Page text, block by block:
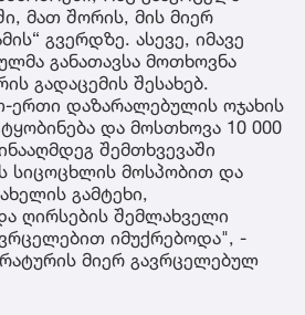
მათ შორის, მის მიერ
გვერდზე. ასევე, იმავე
განათავსა მოთხოვნა
გადაცემის შესახებ.
დაზარალებულის ოჯახის
და მოსთხოვა 10 000
შემთხვევაში
სიცოცხლის მოსპობით და
გამტეხი,
ღირსების შემლახველი
იმუქრებოდა", -
მიერ გავრცელებულ